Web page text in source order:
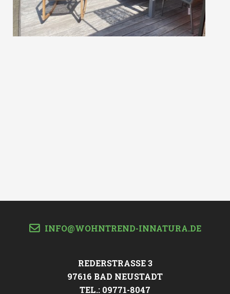
INFO@WOHNTREND-INNATURA.DE
REDERSTRASSE 3
97616 BAD NEUSTADT
TEL.: 09771-8047